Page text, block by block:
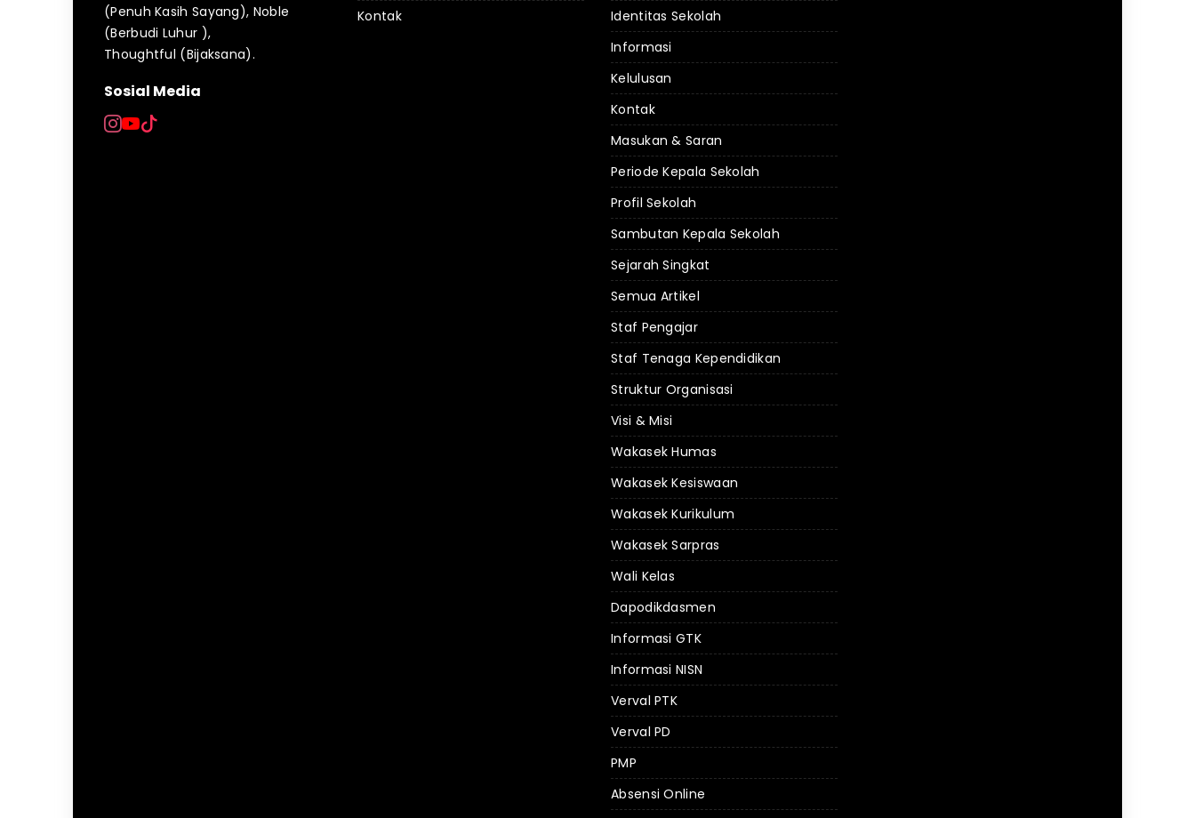
(Penuh Kasih Sayang), Noble
(Berbudi Luhur ),
Thoughtful (Bijaksana).
Sosial Media
Kontak
Identitas Sekolah
Informasi
Kelulusan
Kontak
Masukan & Saran
Periode Kepala Sekolah
Profil Sekolah
Sambutan Kepala Sekolah
Sejarah Singkat
Semua Artikel
Staf Pengajar
Staf Tenaga Kependidikan
Struktur Organisasi
Visi & Misi
Wakasek Humas
Wakasek Kesiswaan
Wakasek Kurikulum
Wakasek Sarpras
Wali Kelas
Dapodikdasmen
Informasi GTK
Informasi NISN
Verval PTK
Verval PD
PMP
Absensi Online